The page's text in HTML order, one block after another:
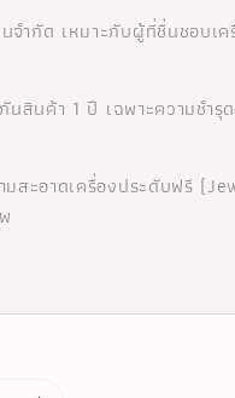
จำกัด เหมาะกับผู้ที่ชื่นชอบเ
นสินค้า 1 ปี เฉพาะความชำรุ
มสะอาดเครื่องประดับฟรี